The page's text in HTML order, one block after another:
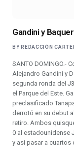
Gandini y
BY REDACCIÓN
SANTO DOMINGO.-
Alejandro Gandini y
segunda ronda del
el Parque del Este.
preclasificado
derrotó en su debut
retiro. Ambos
0 al estadounidense
y así pasar a cuartos